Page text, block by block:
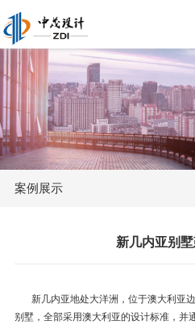
案例展示
新几内亚别
新几内亚地处大洋洲，位于澳大利亚
别墅，全部采用澳大利亚的设计标准，并